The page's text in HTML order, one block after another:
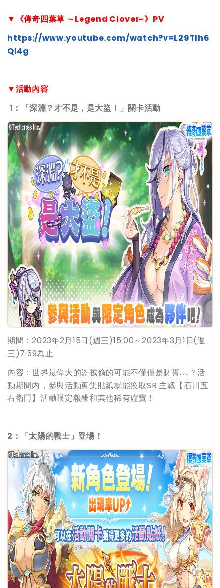
▼ 《傳奇四葉草 ～Legend Clover~》 PV
https://www.youtube.com/watch?v=L29TIh6
QI4g
▼活動內容
1：「深淵？才不是，是大盜！」關卡活動
期間：2023年2月15日(週三)15:00～2023年3月1日(週
三)7:59為止
內容：世界最偉大的盜賊偷的可能不僅僅是財寶……？活
動期間內，參與活動蒐集貼紙就能換取SR 主戰【石川五
右衛門】活動限定報酬和其他稀有虛寶！
2：「太陽的戰士」登場！